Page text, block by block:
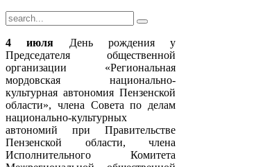
4 июля День рождения у
Председателя общественной
организации «Региональная
мордовская национально-
культурная автономия Пензенской
области», члена Совета по делам
национально-культурных
автономий при Правительстве
Пензенской области, члена
Исполнительного Комитета